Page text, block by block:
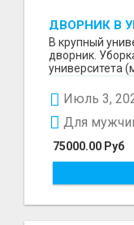
ДВОРНИК В
В крупный
дворник.
университета
Июль 3,
75000.00 Руб
Для